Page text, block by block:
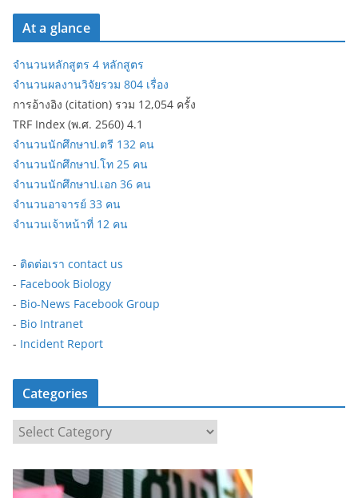
At a glance
จำนวนหลักสูตร 4 หลักสูตร
จำนวนผลงานวิจัยรวม 804 เรื่อง
การอ้างอิง (citation) รวม 12,054 ครั้ง
TRF Index (พ.ศ. 2560) 4.1
จำนวนนักศึกษาป.ตรี 132 คน
จำนวนนักศึกษาป.โท 25 คน
จำนวนนักศึกษาป.เอก 36 คน
จำนวนอาจารย์ 33 คน
จำนวนเจ้าหน้าที่ 12 คน
- ติดต่อเรา contact us
- Facebook Biology
- Bio-News Facebook Group
- Bio Intranet
- Incident Report
Categories
a
t
e